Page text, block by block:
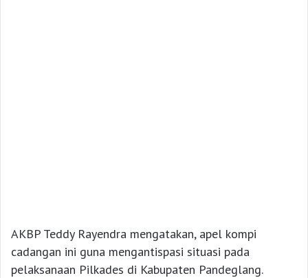
AKBP Teddy Rayendra mengatakan, apel kompi
cadangan ini guna mengantispasi situasi pada
pelaksanaan Pilkades di Kabupaten Pandeglang.